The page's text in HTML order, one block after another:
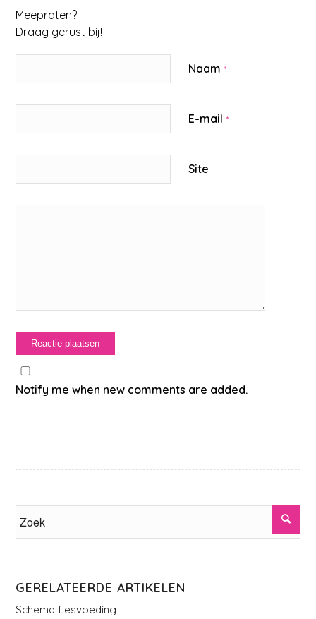
Meepraten?
Draag gerust bij!
Naam*
E-mail*
Site
Notify me when new comments are added.
GERELATEERDE ARTIKELEN
Schema flesvoeding